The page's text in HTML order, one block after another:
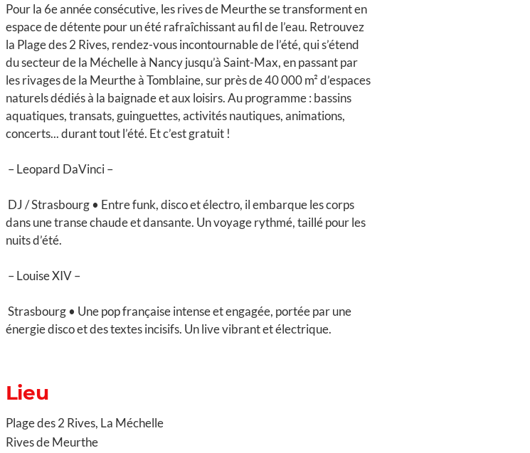
Pour la 6e année consécutive, les rives de Meurthe se transforment en
espace de détente pour un été rafraîchissant au fil de l’eau. Retrouvez
la Plage des 2 Rives, rendez-vous incontournable de l’été, qui s’étend
du secteur de la Méchelle à Nancy jusqu’à Saint-Max, en passant par
les rivages de la Meurthe à Tomblaine, sur près de 40 000 m² d’espaces
naturels dédiés à la baignade et aux loisirs. Au programme : bassins
aquatiques, transats, guinguettes, activités nautiques, animations,
concerts... durant tout l’été. Et c’est gratuit !
– Leopard DaVinci –
DJ / Strasbourg • Entre funk, disco et électro, il embarque les corps
dans une transe chaude et dansante. Un voyage rythmé, taillé pour les
nuits d’été.
– Louise XIV –
Strasbourg • Une pop française intense et engagée, portée par une
énergie disco et des textes incisifs. Un live vibrant et électrique.
Lieu
Plage des 2 Rives, La Méchelle
Rives de Meurthe